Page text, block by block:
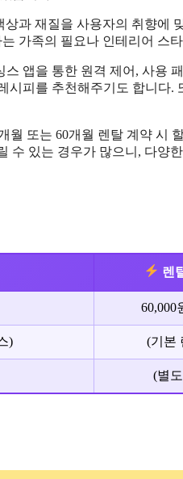
과 재질을 사용자의 취향
가족의 필요나 인테리어
앱을 통한 원격 제어, 사용
피를 추천해주기도 합니다
또는 60개월 렌탈 계약 시
수 있는 경우가 많으니, 다양
렌
60,000
) (기본
(별